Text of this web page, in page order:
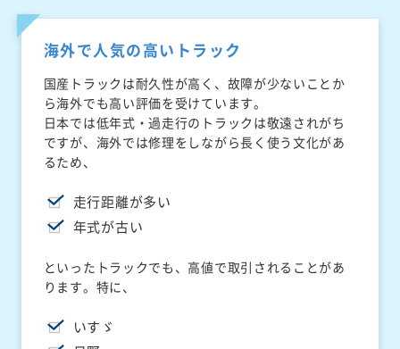
海外で人気の高いトラック
国産トラックは耐久性が高く、故障が少ないことか
ら海外でも高い評価を受けています。
日本では低年式・過走行のトラックは敬遠されがち
ですが、海外では修理をしながら長く使う文化があ
るため、
走行距離が多い
年式が古い
といったトラックでも、高値で取引されることがあ
ります。特に、
いすゞ